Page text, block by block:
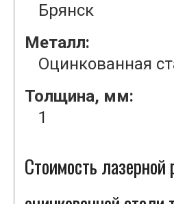
Брянск
Металл:
Оцинкованная
Толщина, мм:
1
Стоимость лазерной